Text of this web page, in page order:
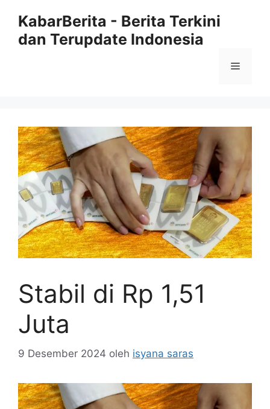
KabarBerita - Berita Terkini
dan Terupdate Indonesia
Menu
Stabil di Rp 1,51
Juta
9 Desember 2024 oleh isyana saras